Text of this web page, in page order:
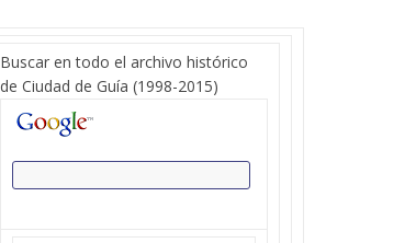
Buscar en todo el archivo histórico
de Ciudad de Guía (1998-2015)